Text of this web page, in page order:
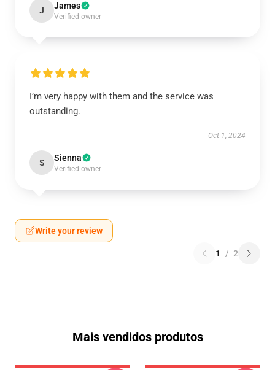
J James
Verified owner
I’m very happy with them and the service was
outstanding.
Oct 1, 2024
S Sienna
Verified owner
Write your review
1 / 2
Mais vendidos produtos